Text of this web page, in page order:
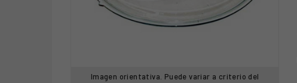
Imagen orientativa. Puede variar a criterio del